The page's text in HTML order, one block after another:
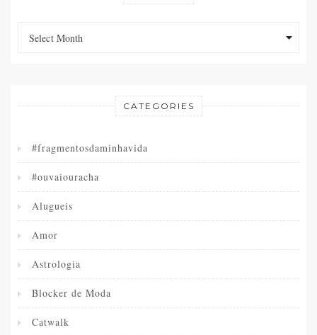
Select Month
CATEGORIES
#fragmentosdaminhavida
#ouvaiouracha
Alugueis
Amor
Astrologia
Blocker de Moda
Catwalk